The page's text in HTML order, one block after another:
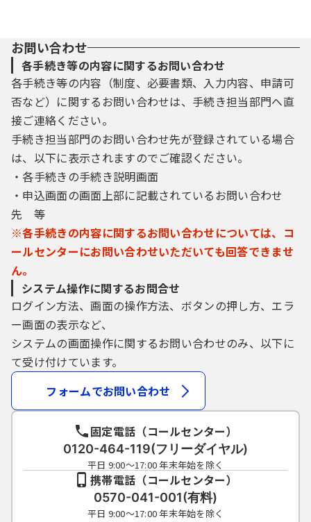
行う場合は、利用者たる本人が利用方法に従
い利用者登録を行うことができるものとしま
す。
（1）利用者登録を行う際は、利用者ID、パス
ワード、氏名、住所、その他の必要な事項を
本システム上で登録してください。
（2）住所、氏名、メールアドレス等に変更が
あった場合は変更手続を行ってください。
（3）本システムは、利用者が登録したメール
アドレスへURLを送信します。利用者は、メ
ールに記載されているURLにアクセスするこ
（4）利用者登録にて登録された情報は、構成
団体にて管理されます。
（5）利用者は、登録した利用者情報を使用し
す。
6 利用者ID・パスワード等の管理
利用者登録により事前に登録される利用者I
D、パスワード又は申請データの送信時に画面
上で通知する整理番号及びパスワード（申請
データ用）は、利用者のデータの保護に不可
欠なものです。利用者は、次の事項を御確認
（1）利用者ID、パスワード、整理番号及びパ
スワード（申請データ用）は、他者に知られ
ないように管理してください。
（2）他者からのパスワード等の照会には応じ
ないでください。
（3）安全性をより高めるため、パスワード
お問い合わせ
各手続き等の内容に関するお問い合わせ
各手続き等の内容（制度、必要書類、入力内容、申請可
否など）に関するお問い合わせは、手続き担当部門へ直
接ご連絡ください。
手続き担当部門のお問い合わせ先が登録されている場合
は、以下に表示されますのでご確認ください。
・各手続きの手続き説明画面
・申込画面の画面上部に記載されているお問い合わせ
先 等
※各手続きの内容に関するお問い合わせについては、コ
ールセンターにお問い合わせいただいても回答できませ
ん。
システム操作に関するお問合せ
ログイン方法、画面の操作方法、ボタンの押し方、エラ
ー画面の表示など、
システムの画面操作に関するお問い合わせのみ、以下に
て受け付けています。
フォームでお問い合わせ
固定電話（コールセンター）
0120-464-119(フリーダイヤル)
平日 9:00～17:00 年末年始を除く
携帯電話（コールセンター）
0570-041-001(有料)
平日 9:00～17:00 年末年始を除く